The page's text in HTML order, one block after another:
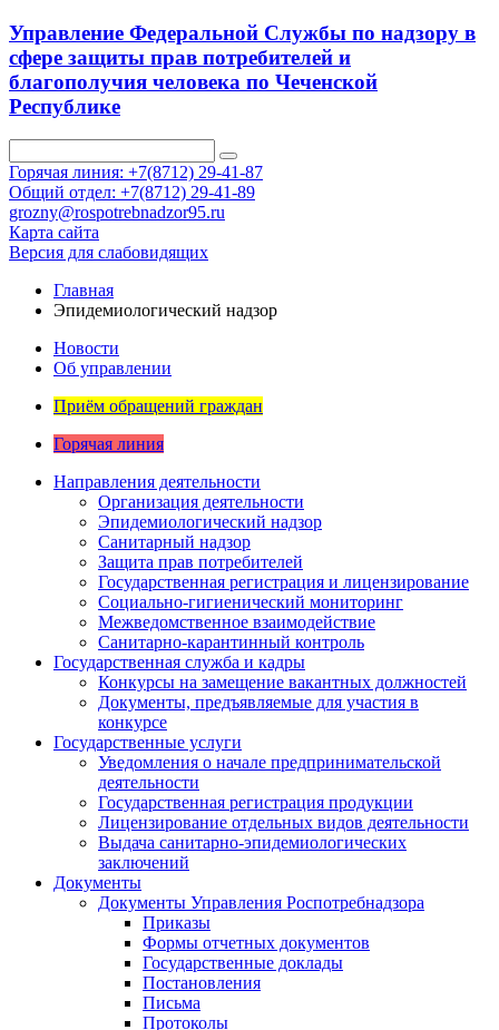
Управление Федеральной Службы по надзору в
сфере защиты прав потребителей и
благополучия человека по Чеченской
Республике
Горячая линия: +7(8712) 29-41-87
Общий отдел: +7(8712) 29-41-89
grozny@rospotrebnadzor95.ru
Карта сайта
Версия для слабовидящих
Главная
Эпидемиологический надзор
Новости
Об управлении
Приём обращений граждан
Горячая линия
Направления деятельности
Организация деятельности
Эпидемиологический надзор
Санитарный надзор
Защита прав потребителей
Государственная регистрация и лицензирование
Социально-гигиенический мониторинг
Межведомственное взаимодействие
Санитарно-карантинный контроль
Государственная служба и кадры
Конкурсы на замещение вакантных должностей
Документы, предъявляемые для участия в
конкурсе
Государственные услуги
Уведомления о начале предпринимательской
деятельности
Государственная регистрация продукции
Лицензирование отдельных видов деятельности
Выдача санитарно-эпидемиологических
заключений
Документы
Документы Управления Роспотребнадзора
Приказы
Формы отчетных документов
Государственные доклады
Постановления
Письма
Протоколы